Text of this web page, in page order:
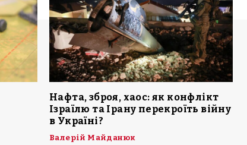
Нафта, зброя, хаос: як конфлікт
Ізраїлю та Ірану перекроїть війну
в Україні?
Валерій Майданюк